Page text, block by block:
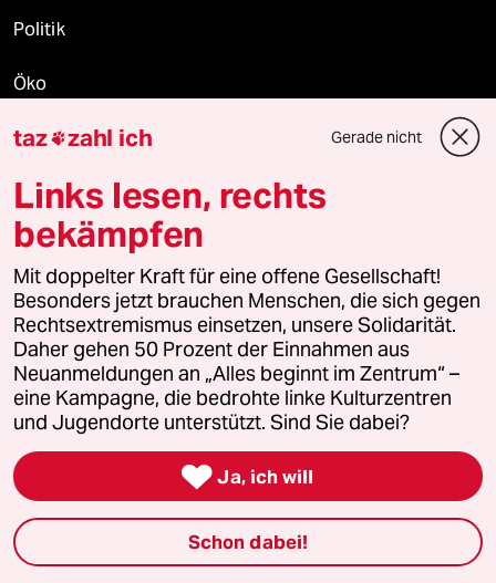
Politik
Öko
Gesellschaft
Kultur
Sport
Berlin
Nord
Wahrheit
Themen
taz zahl ich Gerade nicht
Links lesen, rechts
bekämpfen
Mit doppelter Kraft für eine offene Gesellschaft!
Besonders jetzt brauchen Menschen, die sich gegen
Rechtsextremismus einsetzen, unsere Solidarität.
Daher gehen 50 Prozent der Einnahmen aus
Neuanmeldungen an „Alles beginnt im Zentrum“ –
eine Kampagne, die bedrohte linke Kulturzentren
und Jugendorte unterstützt. Sind Sie dabei?
 Ja, ich will
Schon dabei!